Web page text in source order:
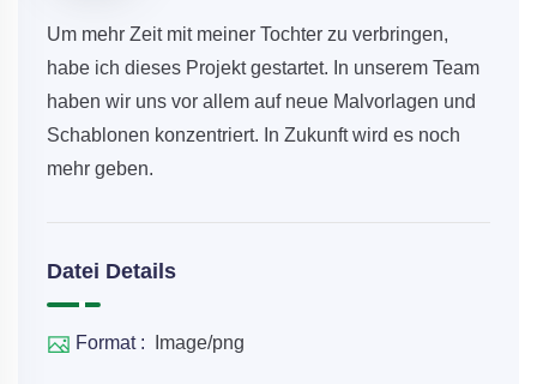
Um mehr Zeit mit meiner Tochter zu verbringen,
habe ich dieses Projekt gestartet. In unserem Team
haben wir uns vor allem auf neue Malvorlagen und
Schablonen konzentriert. In Zukunft wird es noch
mehr geben.
Datei Details
Format : Image/png